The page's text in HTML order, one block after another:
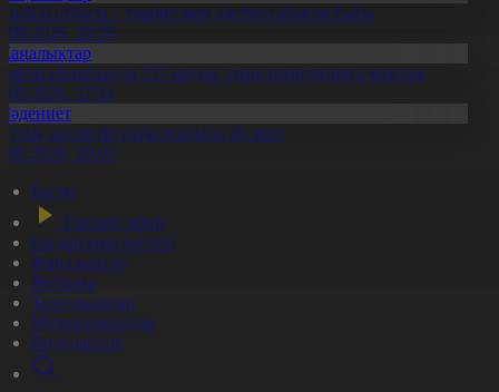
отбасы – тәрбие мен дәстүр сабақтастығы
20:19
облысында 157 науқас трансплантацияға мұқтаж
17:11
архивтің құрылғанына 20 жыл
20:03
Басты
Тікелей эфир
Бағдарлама кестесі
Жаңалықтар
Жобалар
Телехикаялар
Мультсериалдар
Видеоархив